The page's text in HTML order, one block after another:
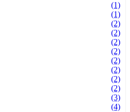
(1)
(1)
(2)
(2)
(2)
(2)
(2)
(2)
(2)
(2)
(3)
(4)